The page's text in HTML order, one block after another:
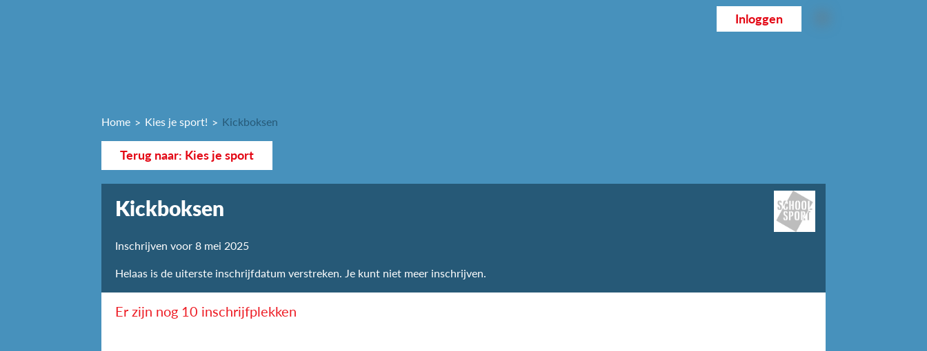
Inloggen
Home Kies je sport! Kickboksen
Terug naar: Kies je sport
Kickboksen
Inschrijven voor 8 mei 2025
Helaas is de uiterste inschrijfdatum verstreken. Je kunt niet meer inschrijven.
Er zijn nog 10 inschrijfplekken